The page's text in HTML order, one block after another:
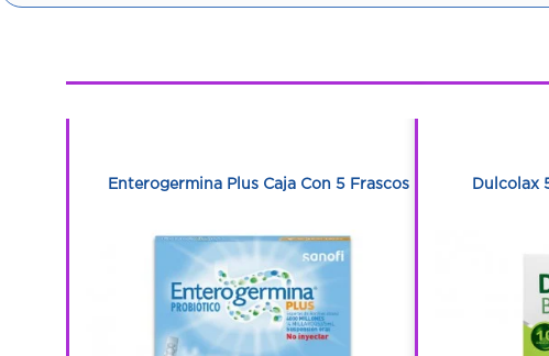
Enterogermina Plus Caja Con 5 Frascos Dulcolax